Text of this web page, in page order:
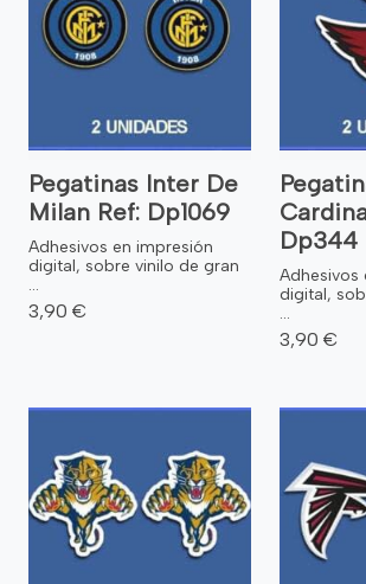
Pegatinas Inter De
Milan Ref: Dp1069
Adhesivos en impresión
digital, sobre vinilo de gran
...
3,90 €
Dp344
Adhesivos
digital,
...
3,90 €